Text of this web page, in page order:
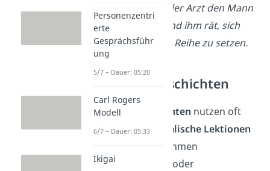
Die Pointe ist, dass der Arzt den Mann
nicht ernst nimmt und ihm rät, sich
einfach in die zweite Reihe zu setzen.
Fabeln und Geschichten
Fabeln und Geschichten nutzen oft
Reframing, ummoralische Lektionen
zu vermitteln. Sie nehmen
beispielsweise Tiere oder
Personenzentri
erte
Gesprächsführ
ung
5/7 – Dauer: 05:20
Carl Rogers
Modell
6/7 – Dauer: 05:33
Ikigai